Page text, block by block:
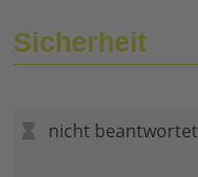
Sicherheit
nicht beantwortet